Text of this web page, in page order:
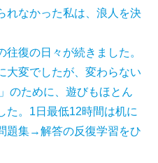
れなかった私は、浪人を決
復の日々が続きました。
大変でしたが、変わらない
ために、遊びもほとん
た。1日最低12時間は机に
題集→解答の反復学習をひ